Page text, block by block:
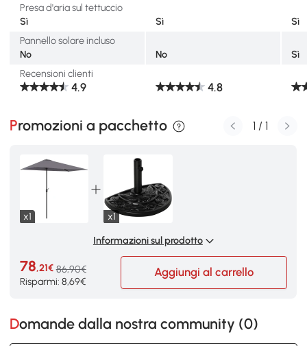
Presa d'aria sul tettuccio
Sì
Sì
Sì
Pannello solare incluso
No
No
Sì
Recensioni clienti
4.9 4.8
Promozioni a pacchetto
x1
x1
Informazioni sul prodotto
78,21€ 86,90€
Risparmi: 8,69€
Aggiungi al carrello
1 / 1
Domande dalla nostra community (0)